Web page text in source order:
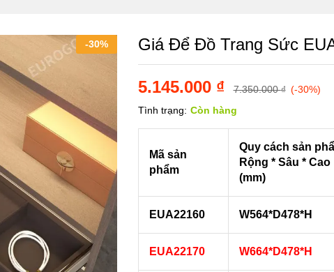
-30% Giá Để Đồ Trang Sức
5.145.000 ₫ 7.350.000₫ (-30%)
Tình trạng: Còn hàng
Mã sản
phẩm
Quy cách sản
Rộng * Sâu * Cao
(mm)
EUA22160 W564*D478*H
EUA22170 W664*D478*H